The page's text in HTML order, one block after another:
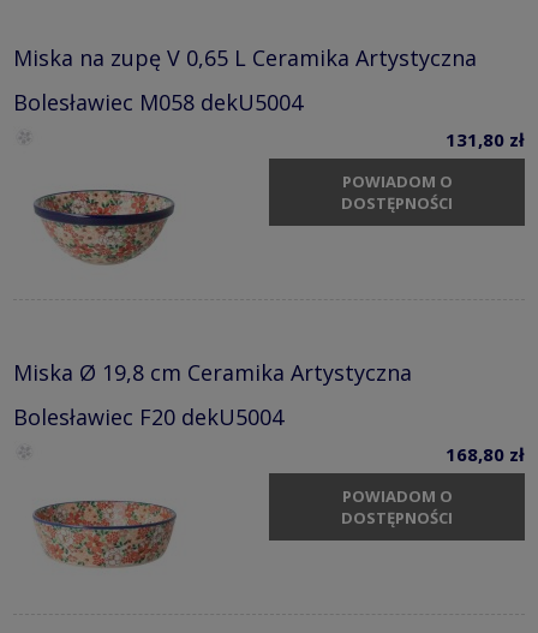
Miska na zupę V 0,65 L Ceramika Artystyczna
Bolesławiec M058 dekU5004
131,80 zł
POWIADOM O
DOSTĘPNOŚCI
Miska Ø 19,8 cm Ceramika Artystyczna
Bolesławiec F20 dekU5004
168,80 zł
POWIADOM O
DOSTĘPNOŚCI